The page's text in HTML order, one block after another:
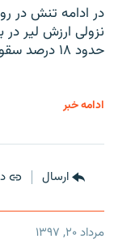
در ادامه تنش در
نزولی ارزش لیر در
حدود ۱۸ درصد سقوط کرد.
ادامه خبر
ارسال
مرداد ۲۰, ۱۳۹۷